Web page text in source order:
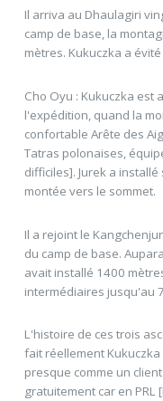
Il arriva au Dhaulagiri
camp de base, la
mètres. Kukuczka a
Cho Oyu : Kukuczka est
l'expédition, quand la
confortable Arête des
Tatras polonaises,
difficiles]. Jurek a
montée vers le sommet.
Il a rejoint le
du camp de base.
avait installé 1400
intermédiaires jusqu'au
L'histoire de ces trois
fait réellement
presque comme un
gratuitement car en